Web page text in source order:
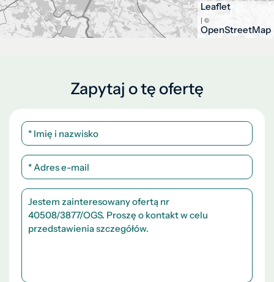
Leaflet
| ©
OpenStreetMap
Zapytaj o tę ofertę